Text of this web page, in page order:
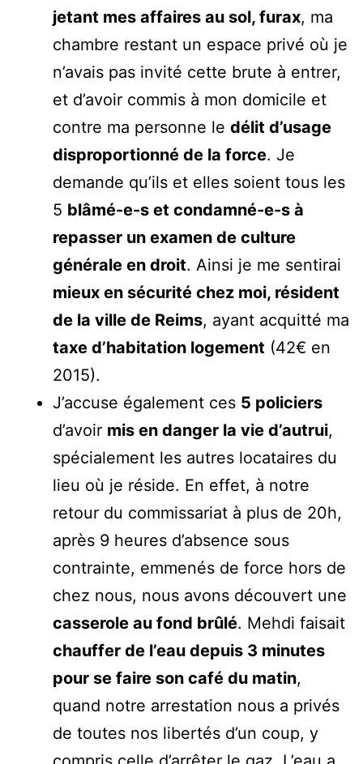
jetant mes affaires au sol, furax, ma
chambre restant un espace privé où je
n’avais pas invité cette brute à entrer,
et d’avoir commis à mon domicile et
contre ma personne le délit d’usage
disproportionné de la force. Je
demande qu’ils et elles soient tous les
5 blâmé-e-s et condamné-e-s à
repasser un examen de culture
générale en droit. Ainsi je me sentirai
mieux en sécurité chez moi, résident
de la ville de Reims, ayant acquitté ma
taxe d’habitation logement (42€ en
2015).
J’accuse également ces 5 policiers
d’avoir mis en danger la vie d’autrui,
spécialement les autres locataires du
lieu où je réside. En effet, à notre
retour du commissariat à plus de 20h,
après 9 heures d’absence sous
contrainte, emmenés de force hors de
chez nous, nous avons découvert une
casserole au fond brûlé. Mehdi faisait
chauffer de l’eau depuis 3 minutes
pour se faire son café du matin,
quand notre arrestation nous a privés
de toutes nos libertés d’un coup, y